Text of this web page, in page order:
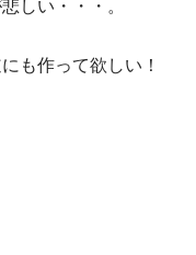
しい・・・。
も作って欲しい！